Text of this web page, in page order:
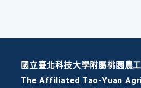
國立臺北科技大學附屬桃園農
The Affiliated Tao-Yuan